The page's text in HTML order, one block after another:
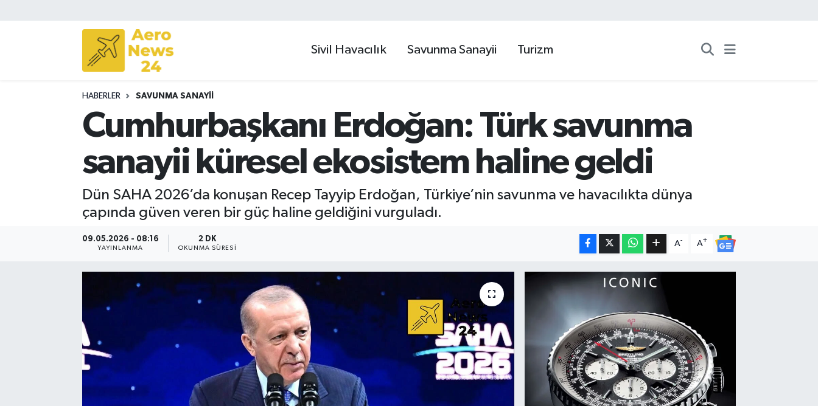
Sivil Havacılık Savunma Sanayii Turizm
HABERLER SAVUNMA SANAYII
Cumhurbaşkanı Erdoğan: Türk savunma
sanayii küresel ekosistem haline geldi
Dün SAHA 2026’da konuşan Recep Tayyip Erdoğan, Türkiye’nin savunma ve havacılıkta dünya
çapında güven veren bir güç haline geldiğini vurguladı.
09.05.2026 - 08:16
YAYINLANMA
2 DK
OKUNMA SÜRESI
A- A+
Sivil Havacılık